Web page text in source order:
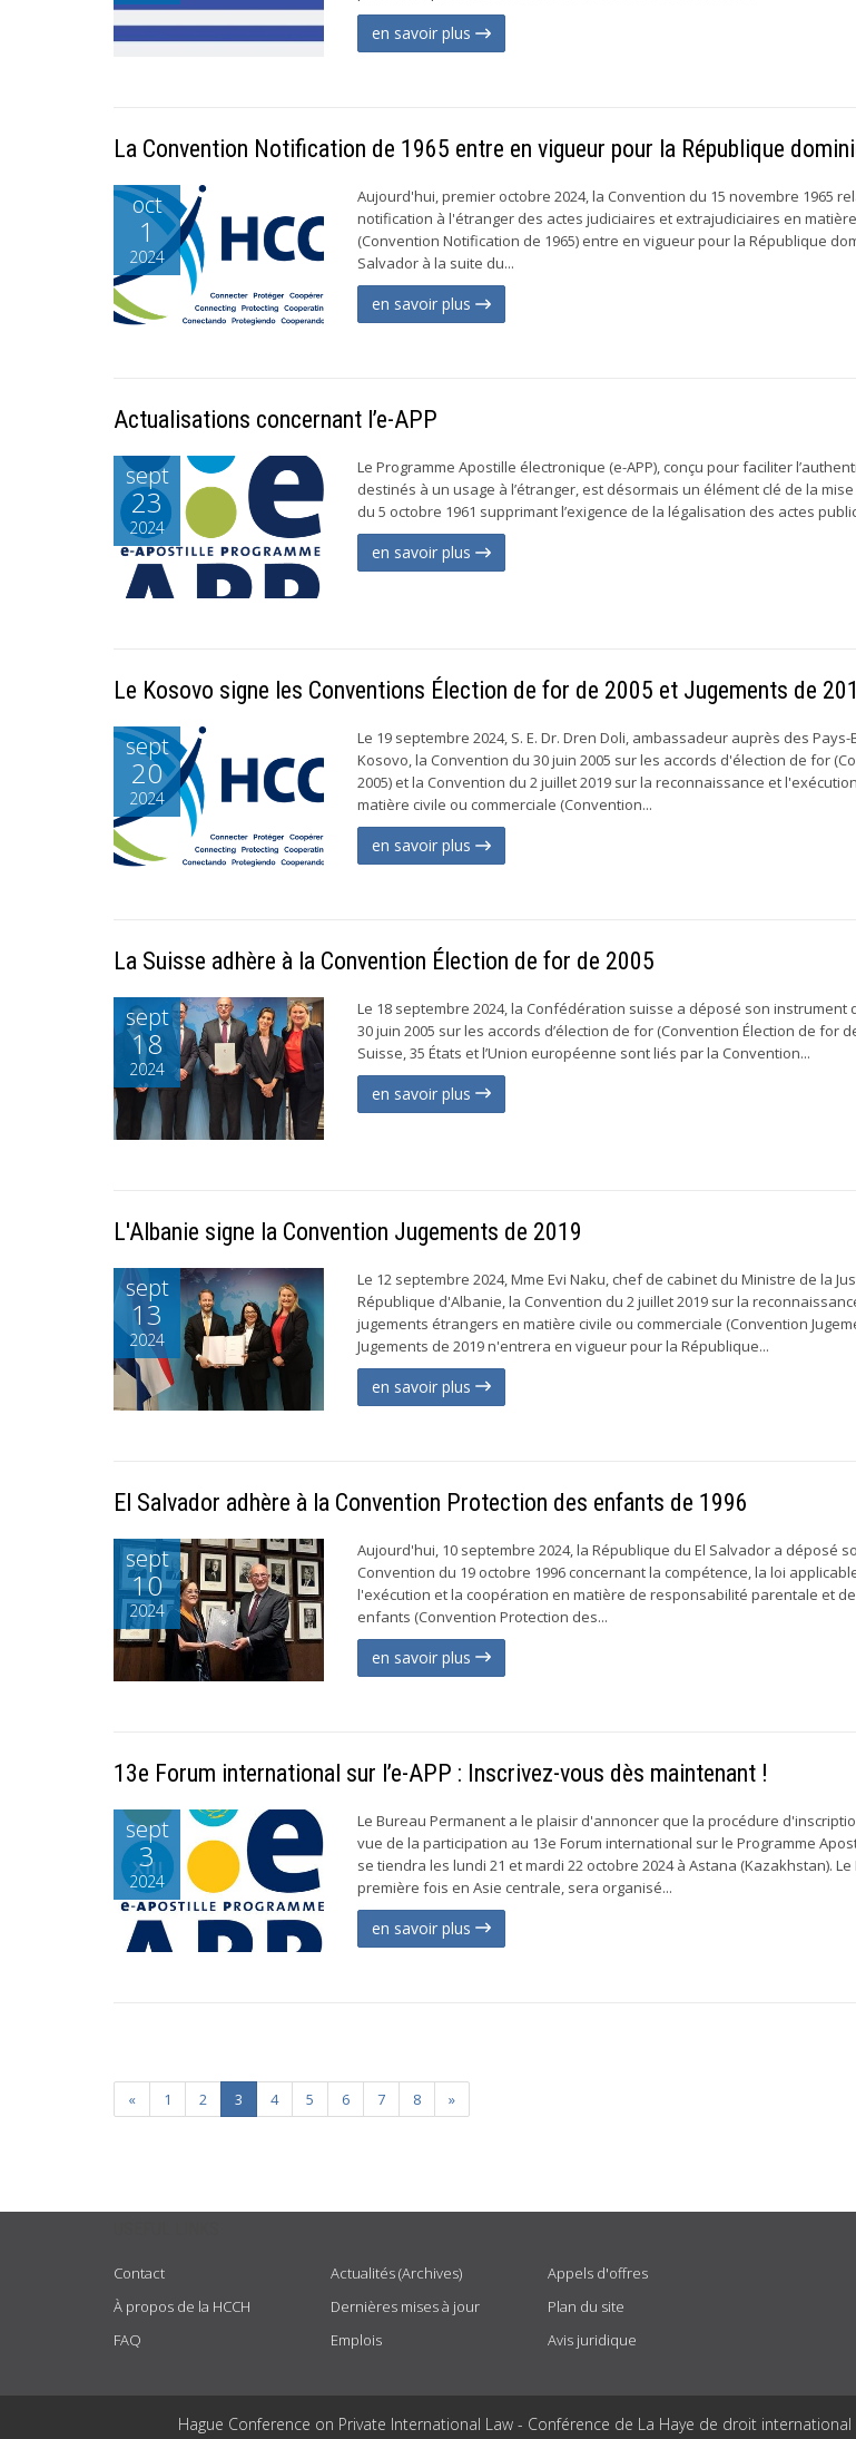
en savoir plus
La Convention Notification de 1965 entre en vigueur pour la République
oct
1
2024
Aujourd'hui, premier octobre 2024, la Convention du 15 novembre 1965
notification à l'étranger des actes judiciaires et extrajudiciaires en
(Convention Notification de 1965) entre en vigueur pour la République
Salvador à la suite du...
en savoir plus
Actualisations concernant l’e-APP
sept
23
2024
Le Programme Apostille électronique (e-APP), conçu pour faciliter
destinés à un usage à l’étranger, est désormais un élément clé de la
du 5 octobre 1961 supprimant l’exigence de la légalisation des actes
en savoir plus
Le Kosovo signe les Conventions Élection de for de 2005 et Jugements de
sept
20
2024
Le 19 septembre 2024, S. E. Dr. Dren Doli, ambassadeur auprès des
Kosovo, la Convention du 30 juin 2005 sur les accords d'élection de for
2005) et la Convention du 2 juillet 2019 sur la reconnaissance et
matière civile ou commerciale (Convention...
en savoir plus
La Suisse adhère à la Convention Élection de for de 2005
sept
18
2024
Le 18 septembre 2024, la Confédération suisse a déposé son instrument
30 juin 2005 sur les accords d’élection de for (Convention Élection de for
Suisse, 35 États et l’Union européenne sont liés par la Convention...
en savoir plus
L'Albanie signe la Convention Jugements de 2019
sept
13
2024
Le 12 septembre 2024, Mme Evi Naku, chef de cabinet du Ministre de la
République d'Albanie, la Convention du 2 juillet 2019 sur la
jugements étrangers en matière civile ou commerciale (Convention
Jugements de 2019 n'entrera en vigueur pour la République...
en savoir plus
El Salvador adhère à la Convention Protection des enfants de 1996
sept
10
2024
Aujourd'hui, 10 septembre 2024, la République du El Salvador a déposé
Convention du 19 octobre 1996 concernant la compétence, la loi
l'exécution et la coopération en matière de responsabilité parentale et
enfants (Convention Protection des...
en savoir plus
13e Forum international sur l’e-APP : Inscrivez-vous dès maintenant !
sept
3
2024
Le Bureau Permanent a le plaisir d'annoncer que la procédure
vue de la participation au 13e Forum international sur le Programme
se tiendra les lundi 21 et mardi 22 octobre 2024 à Astana (Kazakhstan).
première fois en Asie centrale, sera organisé...
en savoir plus
« 1 2 3 4 5 6 7 8 »
Contact
À propos de la HCCH
FAQ
Actualités (Archives)
Dernières mises à jour
Emplois
Appels d'offres
Plan du site
Avis juridique
Hague Conference on Private International Law - Conférence de La Haye de droit